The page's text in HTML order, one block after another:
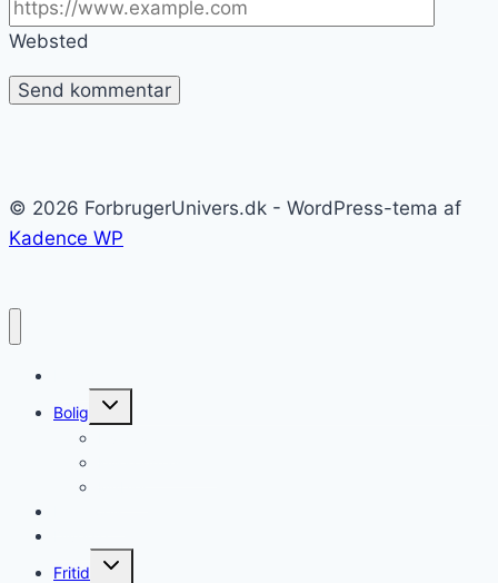
Websted
© 2026 ForbrugerUnivers.dk - WordPress-tema af
Kadence WP
Bolig
Skift
Fritid
Skift